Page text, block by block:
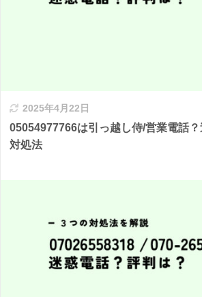
2025年4月22日
05054977766は引っ越し侍/営業電話
対処法